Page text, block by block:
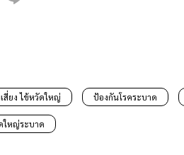
สี่ยง ไข้หวัดใหญ่ ป้องกันโรคระบาด
ใหญ่ระบาด